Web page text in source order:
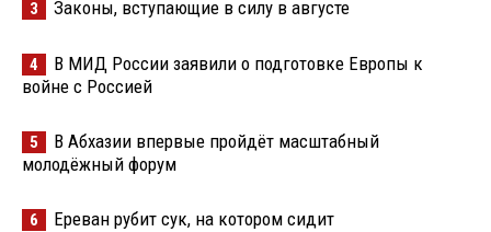
3 Законы, вступающие в силу в августе
4
В МИД России заявили о подготовке Европы к
войне с Россией
5
В Абхазии впервые пройдёт масштабный
молодёжный форум
6 Ереван рубит сук, на котором сидит